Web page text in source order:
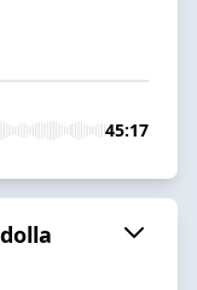
45:17